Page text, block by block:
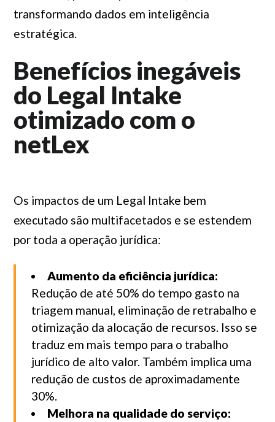
transformando dados em inteligência
estratégica.
Benefícios inegáveis
do Legal Intake
otimizado com o
netLex
Os impactos de um Legal Intake bem
executado são multifacetados e se estendem
por toda a operação jurídica:
Aumento da eficiência jurídica:
Redução de até 50% do tempo gasto na
triagem manual, eliminação de retrabalho e
otimização da alocação de recursos. Isso se
traduz em mais tempo para o trabalho
jurídico de alto valor. Também implica uma
redução de custos de aproximadamente
30%.
Melhora na qualidade do serviço: